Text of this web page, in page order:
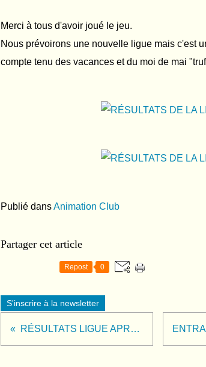
Merci à tous d'avoir joué le jeu.
Nous prévoirons une nouvelle ligue mais c'est
compte tenu des vacances et du moi de mai
Publié dansAnimation Club
Partager cet article
Repost 0
S'inscrire à la newsletter
RÉSULTATS LIGUE APRÈS J4